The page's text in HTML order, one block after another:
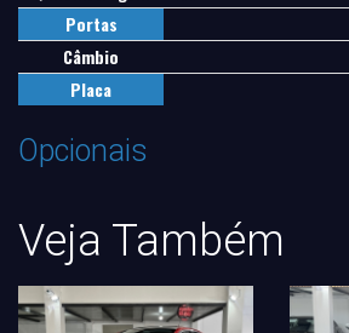
Portas
Câmbio
Placa
Opcionais
Veja Também